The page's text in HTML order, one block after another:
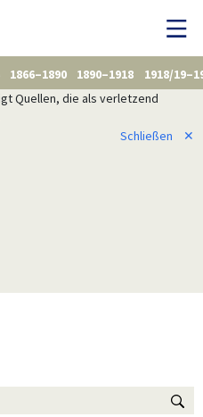
1866–1890 1890–1918
1918/
Quellen, die als verletzend
Schließen
✕